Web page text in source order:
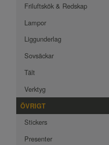
Friluftskök & Redskap
Lampor
Liggunderlag
Sovsäckar
Tält
Verktyg
ÖVRIGT
Stickers
Presenter